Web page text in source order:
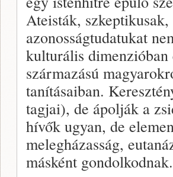
Ateisták,
azonosságtudatukat
kulturális
származású
tanításaiban.
tagjai), de ápolják a
hívők ugyan, de
melegházasság,
másként gondolkodnak.